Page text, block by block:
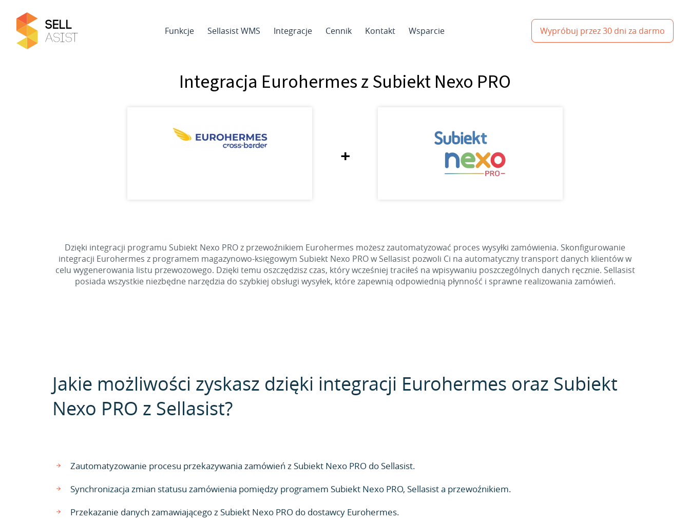
Funkcje Sellasist WMS Integracje Cennik Kontakt Wsparcie Wypróbuj przez 30 dni za darmo
Integracja Eurohermes z Subiekt Nexo PRO
+
Dzięki integracji programu Subiekt Nexo PRO z przewoźnikiem Eurohermes możesz zautomatyzować proces wysyłki zamówienia. Skonfigurowanie
integracji Eurohermes z programem magazynowo-księgowym Subiekt Nexo PRO w Sellasist pozwoli Ci na automatyczny transport danych klientów w
celu wygenerowania listu przewozowego. Dzięki temu oszczędzisz czas, który wcześniej traciłeś na wpisywaniu poszczególnych danych ręcznie. Sellasist
posiada wszystkie niezbędne narzędzia do szybkiej obsługi wysyłek, które zapewnią odpowiednią płynność i sprawne realizowania zamówień.
Jakie możliwości zyskasz dzięki integracji Eurohermes oraz Subiekt
Nexo PRO z Sellasist?
Zautomatyzowanie procesu przekazywania zamówień z Subiekt Nexo PRO do Sellasist.
Synchronizacja zmian statusu zamówienia pomiędzy programem Subiekt Nexo PRO, Sellasist a przewoźnikiem.
Przekazanie danych zamawiającego z Subiekt Nexo PRO do dostawcy Eurohermes.